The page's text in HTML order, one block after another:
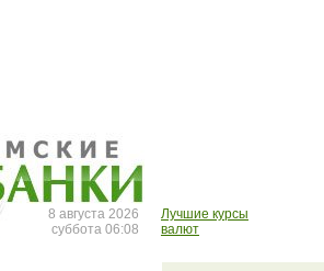
8 августа 2026
суббота 06:08
Лучшие курсы
валют